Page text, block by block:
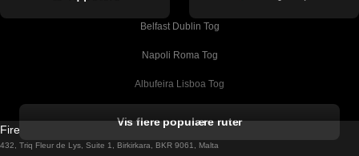
Belfast Dublin Tog
Napoli Roma Tog
Albufeira Lisboa Tog
Barcelona Madrid Tog
Vis flere populære ruter
Firebird GT Limited (OC 1451)
432, Triq Fleur de Lys, Suite 1, Birkirkara, BKR 9061, Malta